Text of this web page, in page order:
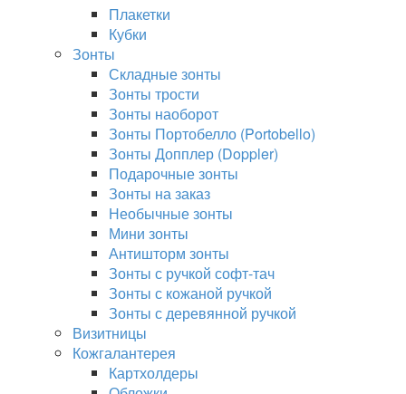
Плакетки
Кубки
Зонты
Складные зонты
Зонты трости
Зонты наоборот
Зонты Портобелло (Portobello)
Зонты Допплер (Doppler)
Подарочные зонты
Зонты на заказ
Необычные зонты
Мини зонты
Антишторм зонты
Зонты с ручкой софт-тач
Зонты с кожаной ручкой
Зонты с деревянной ручкой
Визитницы
Кожгалантерея
Картхолдеры